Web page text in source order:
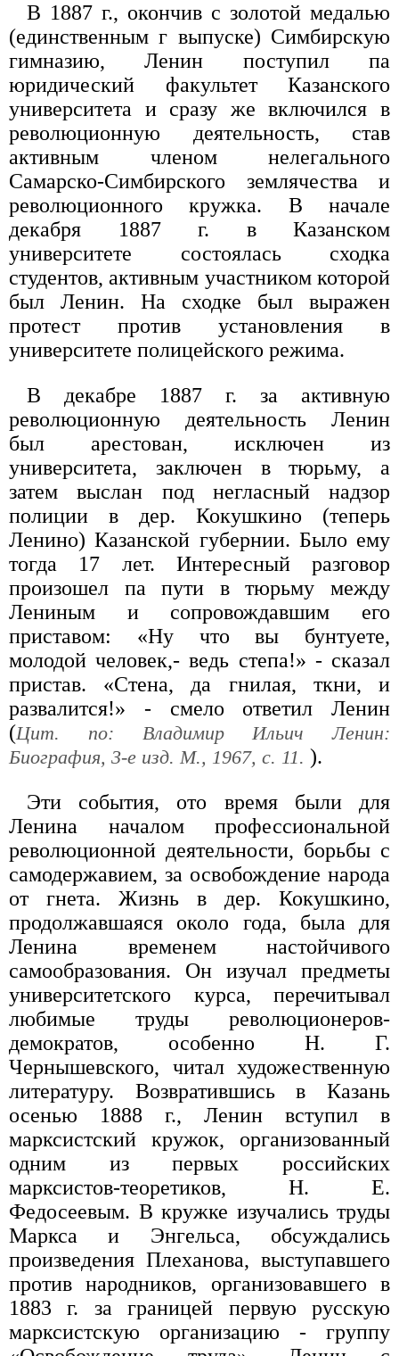
В 1887 г., окончив с золотой медалью
(единственным г выпуске) Симбирскую
гимназию, Ленин поступил па
юридический факультет Казанского
университета и сразу же включился в
революционную деятельность, став
активным членом нелегального
Самарско-Симбирского землячества и
революционного кружка. В начале
декабря 1887 г. в Казанском
университете состоялась сходка
студентов, активным участником которой
был Ленин. На сходке был выражен
протест против установления в
университете полицейского режима.
В декабре 1887 г. за активную
революционную деятельность Ленин
был арестован, исключен из
университета, заключен в тюрьму, а
затем выслан под негласный надзор
полиции в дер. Кокушкино (теперь
Ленино) Казанской губернии. Было ему
тогда 17 лет. Интересный разговор
произошел па пути в тюрьму между
Лениным и сопровождавшим его
приставом: «Ну что вы бунтуете,
молодой человек,- ведь степа!» - сказал
пристав. «Стена, да гнилая, ткни, и
развалится!» - смело ответил Ленин
(Цит. по: Владимир Ильич Ленин:
Биография, 3-е изд. М., 1967, с. 11. ).
Эти события, ото время были для
Ленина началом профессиональной
революционной деятельности, борьбы с
самодержавием, за освобождение народа
от гнета. Жизнь в дер. Кокушкино,
продолжавшаяся около года, была для
Ленина временем настойчивого
самообразования. Он изучал предметы
университетского курса, перечитывал
любимые труды революционеров-
демократов, особенно Н. Г.
Чернышевского, читал художественную
литературу. Возвратившись в Казань
осенью 1888 г., Ленин вступил в
марксистский кружок, организованный
одним из первых российских
марксистов-теоретиков, Н. Е.
Федосеевым. В кружке изучались труды
Маркса и Энгельса, обсуждались
произведения Плеханова, выступавшего
против народников, организовавшего в
1883 г. за границей первую русскую
марксистскую организацию - группу